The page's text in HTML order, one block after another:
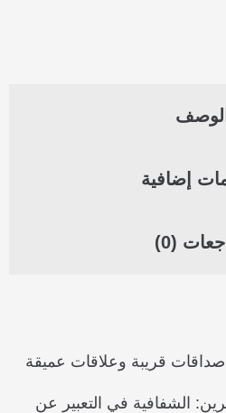
الوصف
إضافية
(0)
قريبة وعلاقات عميقة
الشفافية في التعبير عن